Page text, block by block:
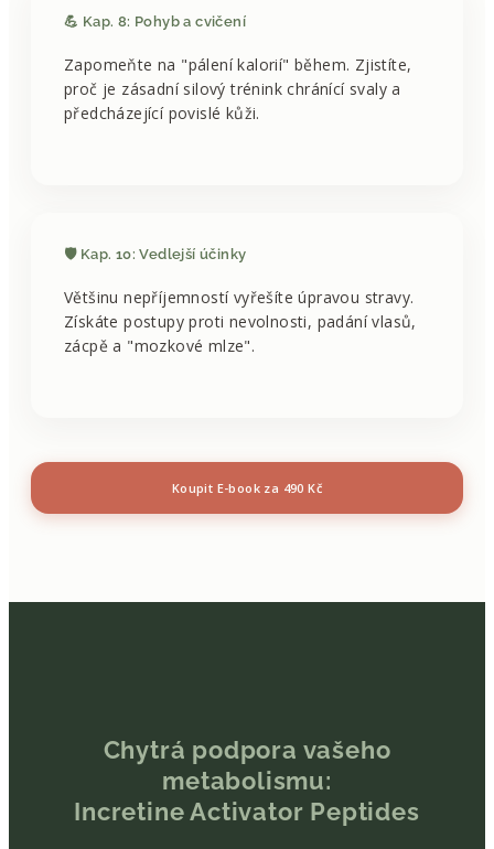
💪 Kap. 8: Pohyb a cvičení
Zapomeňte na "pálení kalorií" během. Zjistíte,
proč je zásadní silový trénink chránící svaly a
předcházející povislé kůži.
🛡️ Kap. 10: Vedlejší účinky
Většinu nepříjemností vyřešíte úpravou stravy.
Získáte postupy proti nevolnosti, padání vlasů,
zácpě a "mozkové mlze".
Koupit E-book za 490 Kč
Chytrá podpora vašeho
metabolismu:
Incretine Activator Peptides